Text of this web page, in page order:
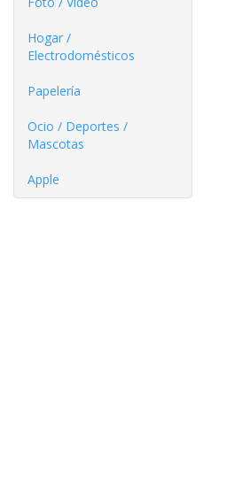
Hogar /
Electrodomésticos
Papelería
Ocio / Deportes /
Mascotas
Apple